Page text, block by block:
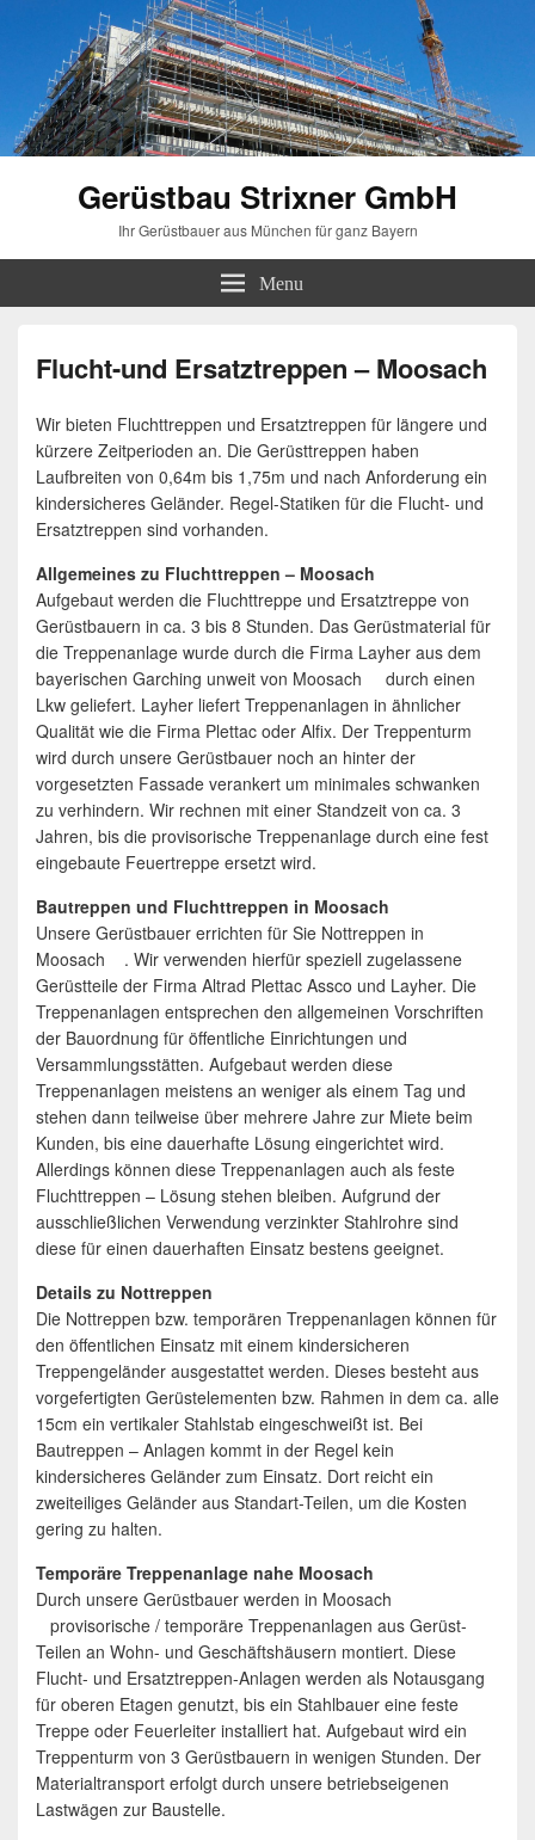
Gerüstbau Strixner GmbH
Ihr Gerüstbauer aus München für ganz Bayern
Menu
Flucht-und Ersatztreppen – Moosach
Wir bieten Fluchttreppen und Ersatztreppen für längere und
kürzere Zeitperioden an. Die Gerüsttreppen haben
Laufbreiten von 0,64m bis 1,75m und nach Anforderung ein
kindersicheres Geländer. Regel-Statiken für die Flucht- und
Ersatztreppen sind vorhanden.
Allgemeines zu Fluchttreppen – Moosach
Aufgebaut werden die Fluchttreppe und Ersatztreppe von
Gerüstbauern in ca. 3 bis 8 Stunden. Das Gerüstmaterial für
die Treppenanlage wurde durch die Firma Layher aus dem
bayerischen Garching unweit von Moosach durch einen
Lkw geliefert. Layher liefert Treppenanlagen in ähnlicher
Qualität wie die Firma Plettac oder Alfix. Der Treppenturm
wird durch unsere Gerüstbauer noch an hinter der
vorgesetzten Fassade verankert um minimales schwanken
zu verhindern. Wir rechnen mit einer Standzeit von ca. 3
Jahren, bis die provisorische Treppenanlage durch eine fest
eingebaute Feuertreppe ersetzt wird.
Bautreppen und Fluchttreppen in Moosach
Unsere Gerüstbauer errichten für Sie Nottreppen in
Moosach . Wir verwenden hierfür speziell zugelassene
Gerüstteile der Firma Altrad Plettac Assco und Layher. Die
Treppenanlagen entsprechen den allgemeinen Vorschriften
der Bauordnung für öffentliche Einrichtungen und
Versammlungsstätten. Aufgebaut werden diese
Treppenanlagen meistens an weniger als einem Tag und
stehen dann teilweise über mehrere Jahre zur Miete beim
Kunden, bis eine dauerhafte Lösung eingerichtet wird.
Allerdings können diese Treppenanlagen auch als feste
Fluchttreppen – Lösung stehen bleiben. Aufgrund der
ausschließlichen Verwendung verzinkter Stahlrohre sind
diese für einen dauerhaften Einsatz bestens geeignet.
Details zu Nottreppen
Die Nottreppen bzw. temporären Treppenanlagen können für
den öffentlichen Einsatz mit einem kindersicheren
Treppengeländer ausgestattet werden. Dieses besteht aus
vorgefertigten Gerüstelementen bzw. Rahmen in dem ca. alle
15cm ein vertikaler Stahlstab eingeschweißt ist. Bei
Bautreppen – Anlagen kommt in der Regel kein
kindersicheres Geländer zum Einsatz. Dort reicht ein
zweiteiliges Geländer aus Standart-Teilen, um die Kosten
gering zu halten.
Temporäre Treppenanlage nahe Moosach
Durch unsere Gerüstbauer werden in Moosach
provisorische / temporäre Treppenanlagen aus Gerüst-
Teilen an Wohn- und Geschäftshäusern montiert. Diese
Flucht- und Ersatztreppen-Anlagen werden als Notausgang
für oberen Etagen genutzt, bis ein Stahlbauer eine feste
Treppe oder Feuerleiter installiert hat. Aufgebaut wird ein
Treppenturm von 3 Gerüstbauern in wenigen Stunden. Der
Materialtransport erfolgt durch unsere betriebseigenen
Lastwägen zur Baustelle.